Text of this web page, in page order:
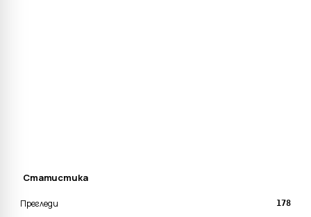
Статистика
Прегледи 178